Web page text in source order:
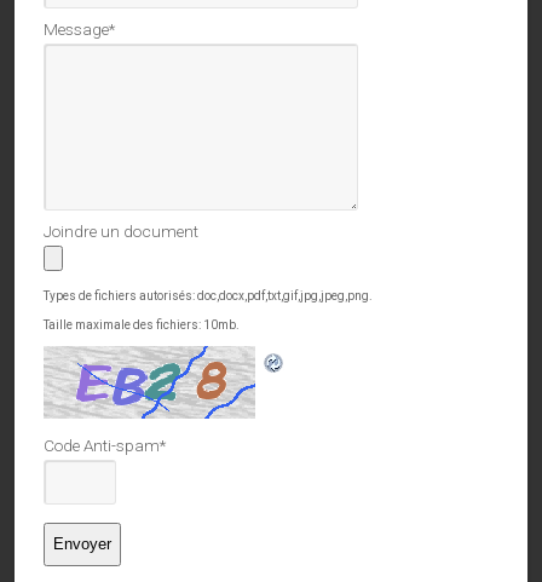
Message*
Joindre un document
Types de fichiers autorisés: doc,docx,pdf,txt,gif,jpg,jpeg,png.
Taille maximale des fichiers: 10mb.
Code Anti-spam*